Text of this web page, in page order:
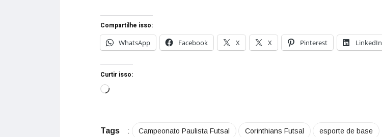
Compartilhe isso:
WhatsApp
Facebook X X Pinterest LinkedIn
Curtir isso:
Tags : Campeonato Paulista Futsal Corinthians Futsal esporte de base